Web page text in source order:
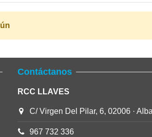
Contáctanos
RCC LLAVES
C/ Virgen Del Pilar, 6, 02006 ·
967 732 336